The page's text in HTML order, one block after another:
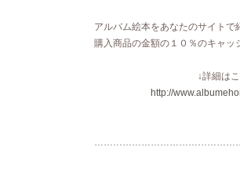
アルバム絵本をあなたのサイト
購入商品の金額の１０％のキャッ
↓詳細はこちら
http://